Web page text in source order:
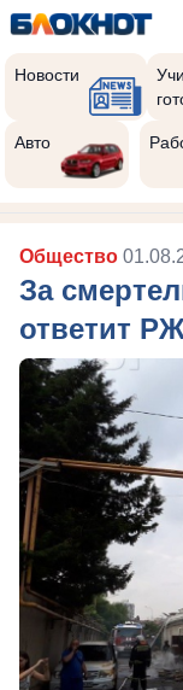
Новости
Авто
Общество
За
ответит